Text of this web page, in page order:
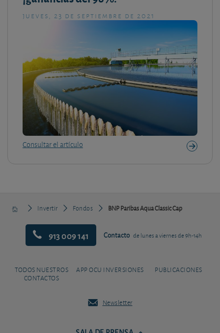
jueves, 23 de septiembre de 2021
Consultar el artículo
Invertir Fondos BNP Paribas Aqua Classic Cap
913 009 141 Contacto de lunes a viernes de 9h-14h
TODOS NUESTROS
CONTACTOS
APP OCU INVERSIONES PUBLICACIONES
Newsletter